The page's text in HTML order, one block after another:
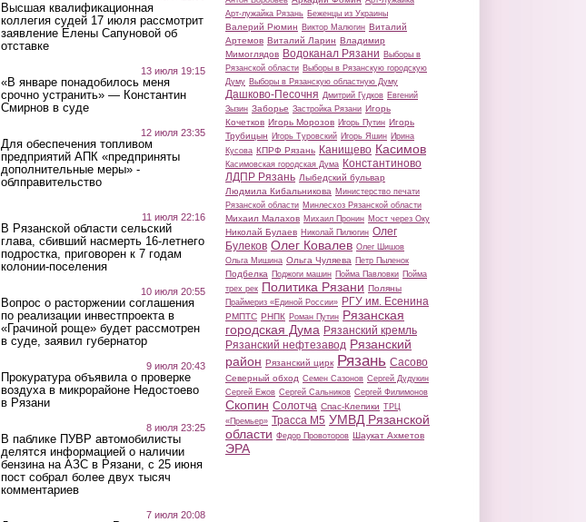
Высшая квалификационная
коллегия судей 17 июля рассмотрит
заявление Елены Сапуновой об
отставке
13 июля 19:15
«В январе понадобилось меня
срочно устранить» — Константин
Смирнов в суде
12 июля 23:35
Для обеспечения топливом
предприятий АПК «предприняты
дополнительные меры» -
облправительство
11 июля 22:16
В Рязанской области сельский
глава, сбивший насмерть 16-летнего
подростка, приговорен к 7 годам
колонии-поселения
10 июля 20:55
Вопрос о расторжении соглашения
по реализации инвестпроекта в
«Грачиной роще» будет рассмотрен
в суде, заявил губернатор
9 июля 20:43
Прокуратура объявила о проверке
воздуха в микрорайоне Недостоево
в Рязани
8 июля 23:25
В паблике ПУВР автомобилисты
делятся информацией о наличии
бензина на АЗС в Рязани, с 25 июня
пост собрал более двух тысяч
комментариев
7 июля 20:08
Арт-лужайка Рязань Беженцы из Украины
Валерий Рюмин Виктор Малюгин Виталий
Артемов Виталий Ларин Владимир
Мимоглядов Водоканал Рязани Выборы в
Рязанской области Выборы в Рязанскую городскую
Думу Выборы в Рязанскую областную Думу
Дашково-Песочня Дмитрий Гудков Евгений
Зызин Заборье Застройка Рязани Игорь
Кочетков Игорь Морозов Игорь Путин Игорь
Трубицын Игорь Туровский Игорь Яшин Ирина
Кусова КПРФ Рязань Канищево Касимов
Касимовская городская Дума Константиново
ЛДПР Рязань Лыбедский бульвар
Людмила Кибальникова Министерство печати
Рязанской области Минлесхоз Рязанской области
Михаил Малахов Михаил Пронин Мост через Оку
Николай Булаев Николай Пилюгин Олег
Булеков Олег Ковалев Олег Шишов
Ольга Мишина Ольга Чуляева Петр Пыленок
Подбелка Поджоги машин Пойма Павловки Пойма
трех рек Политика Рязани Поляны
Праймериз «Единой России» РГУ им. Есенина
РМПТС РНПК Роман Путин Рязанская
городская Дума Рязанский кремль
Рязанский нефтезавод Рязанский
район Рязанский цирк Рязань Сасово
Северный обход Семен Сазонов Сергей Дудукин
Сергей Ежов Сергей Сальников Сергей Филимонов
Скопин Солотча Спас-Клепики ТРЦ
«Премьер» Трасса М5 УМВД Рязанской
области Федор Провоторов Шаукат Ахметов
ЭРА